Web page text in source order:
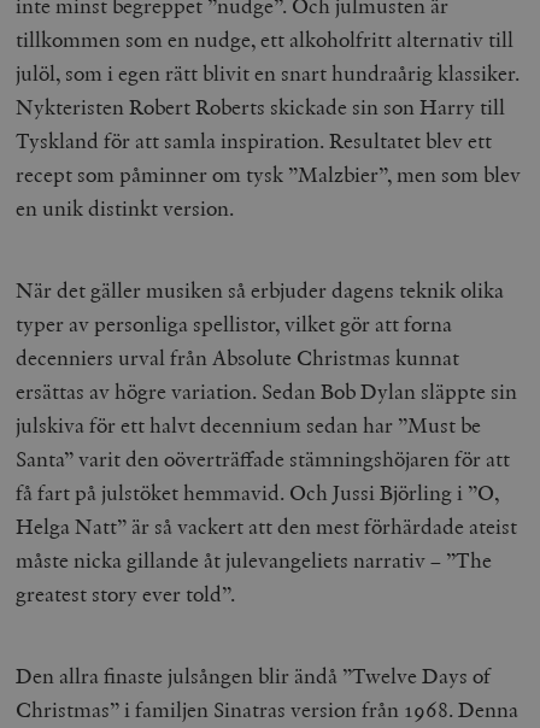
inte minst begreppet ”nudge”. Och julmusten är
tillkommen som en nudge, ett alkoholfritt alternativ till
julöl, som i egen rätt blivit en snart hundraårig klassiker.
Nykteristen Robert Roberts skickade sin son Harry till
Tyskland för att samla inspiration. Resultatet blev ett
recept som påminner om tysk ”Malzbier”, men som blev
en unik distinkt version.
När det gäller musiken så erbjuder dagens teknik olika
typer av personliga spellistor, vilket gör att forna
decenniers urval från Absolute Christmas kunnat
ersättas av högre variation. Sedan Bob Dylan släppte sin
julskiva för ett halvt decennium sedan har ”Must be
Santa” varit den oöverträffade stämningshöjaren för att
få fart på julstöket hemmavid. Och Jussi Björling i ”O,
Helga Natt” är så vackert att den mest förhärdade ateist
måste nicka gillande åt julevangeliets narrativ – ”The
greatest story ever told”.
Den allra finaste julsången blir ändå ”Twelve Days of
Christmas” i familjen Sinatras version från 1968. Denna